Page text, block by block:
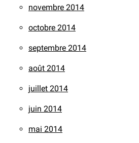
novembre 2014
octobre 2014
septembre 2014
août 2014
juillet 2014
juin 2014
mai 2014